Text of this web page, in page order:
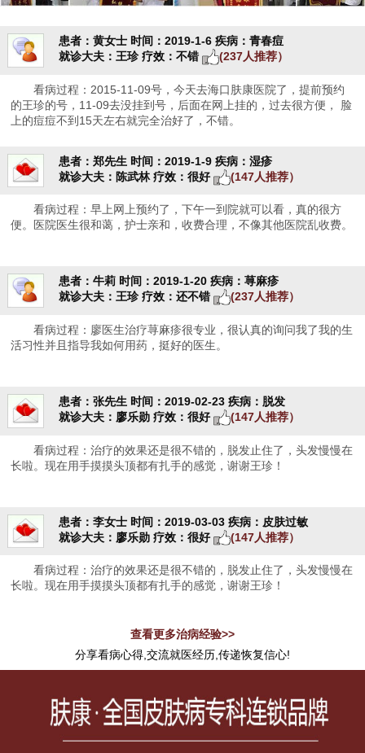
患者：黄女士 时间：2019-1-6 疾病：青春痘
就诊大夫：王珍 疗效：不错 (237人推荐）
看病过程：2015-11-09号，今天去海口肤康医院了，提前预约
的王珍的号，11-09去没挂到号，后面在网上挂的，过去很方便， 脸
上的痘痘不到15天左右就完全治好了，不错。
患者：郑先生 时间：2019-1-9 疾病：湿疹
就诊大夫：陈武林 疗效：很好 (147人推荐）
看病过程：早上网上预约了，下午一到院就可以看，真的很方
便。医院医生很和蔼，护士亲和，收费合理，不像其他医院乱收费。
患者：牛莉 时间：2019-1-20 疾病：荨麻疹
就诊大夫：王珍 疗效：还不错 (237人推荐）
看病过程：廖医生治疗荨麻疹很专业，很认真的询问我了我的生
活习性并且指导我如何用药，挺好的医生。
患者：张先生 时间：2019-02-23 疾病：脱发
就诊大夫：廖乐勋 疗效：很好 (147人推荐）
看病过程：治疗的效果还是很不错的，脱发止住了，头发慢慢在
长啦。现在用手摸摸头顶都有扎手的感觉，谢谢王珍！
患者：李女士 时间：2019-03-03 疾病：皮肤过敏
就诊大夫：廖乐勋 疗效：很好 (147人推荐）
看病过程：治疗的效果还是很不错的，脱发止住了，头发慢慢在
长啦。现在用手摸摸头顶都有扎手的感觉，谢谢王珍！
查看更多治病经验>>
分享看病心得,交流就医经历,传递恢复信心!